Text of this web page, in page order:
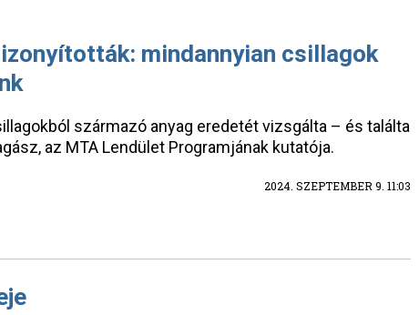
mindannyian csillagok
származó anyag eredetét vizsgálta – és találta
az MTA Lendület Programjának kutatója.
2024. SZEPTEMBER 9. 11:03